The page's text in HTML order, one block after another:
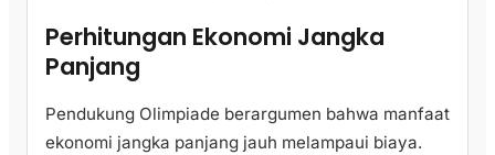
Perhitungan Ekonomi Jangka
Panjang
Pendukung Olimpiade berargumen bahwa manfaat
ekonomi jangka panjang jauh melampaui biaya.